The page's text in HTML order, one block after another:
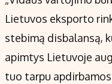
Lietuvos eksporto
stebimą disbalansą,
apimtys Lietuvoje
tuo tarpu